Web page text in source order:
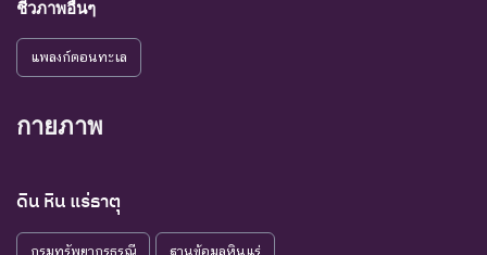
ชีวภาพอื่นๆ
แพลงก์ตอนทะเล
กายภาพ
ดิน หิน แร่ธาตุ
กรมทรัพยากรธรณี ฐานข้อมูลหินแร่